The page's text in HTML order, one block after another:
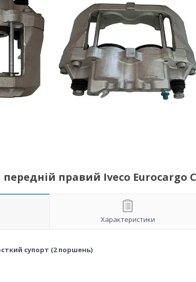
правий Iveco Eurocargo
Характеристики
супорт (2 поршень)